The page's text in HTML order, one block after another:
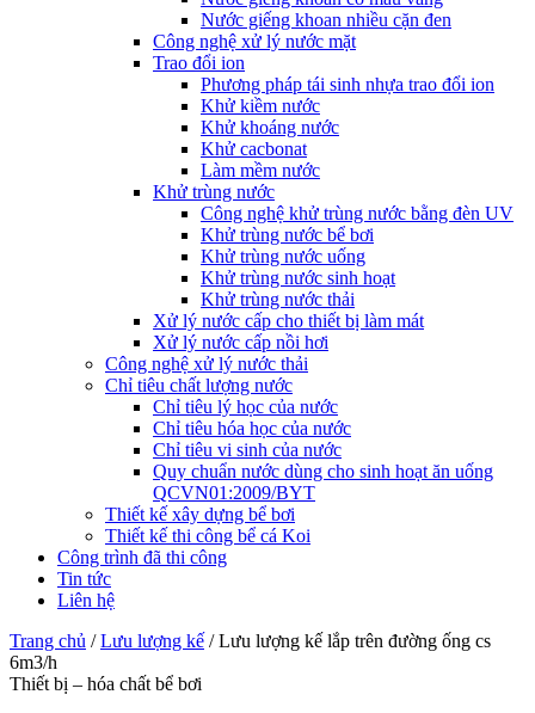
Nước giếng khoan nhiều cặn đen
Công nghệ xử lý nước mặt
Trao đổi ion
Phương pháp tái sinh nhựa trao đổi ion
Khử kiềm nước
Khử khoáng nước
Khử cacbonat
Làm mềm nước
Khử trùng nước
Công nghệ khử trùng nước bằng đèn UV
Khử trùng nước bể bơi
Khử trùng nước uống
Khử trùng nước sinh hoạt
Khử trùng nước thải
Xử lý nước cấp cho thiết bị làm mát
Xử lý nước cấp nồi hơi
Công nghệ xử lý nước thải
Chỉ tiêu chất lượng nước
Chỉ tiêu lý học của nước
Chỉ tiêu hóa học của nước
Chỉ tiêu vi sinh của nước
Quy chuẩn nước dùng cho sinh hoạt ăn uống
QCVN01:2009/BYT
Thiết kế xây dựng bể bơi
Thiết kế thi công bể cá Koi
Công trình đã thi công
Tin tức
Liên hệ
Trang chủ /Lưu lượng kế /Lưu lượng kế lắp trên đường ống cs
6m3/h
Thiết bị – hóa chất bể bơi